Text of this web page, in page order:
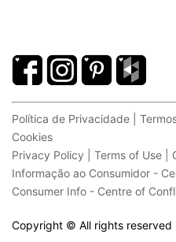
Política de Privacidade |
Cookies
Privacy Policy | Terms of Use |
Informação ao Consumidor -
Consumer Info - Centre of
Copyright © All rights reserved